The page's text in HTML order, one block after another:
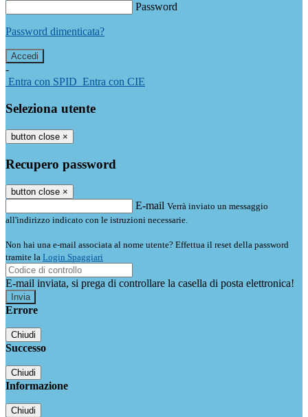
Password
Password dimenticata?
-
Entra con SPID Entra con CIE
Seleziona utente
button close ×
Recupero password
button close ×
E-mail Verrà inviato un messaggio
all'indirizzo indicato con le istruzioni necessarie.
Non hai una e-mail associata al nome utente? Effettua il reset della password
tramite la Login Spaggiari
E-mail inviata, si prega di controllare la casella di posta elettronica!
Errore
Chiudi
Successo
Chiudi
Informazione
Chiudi